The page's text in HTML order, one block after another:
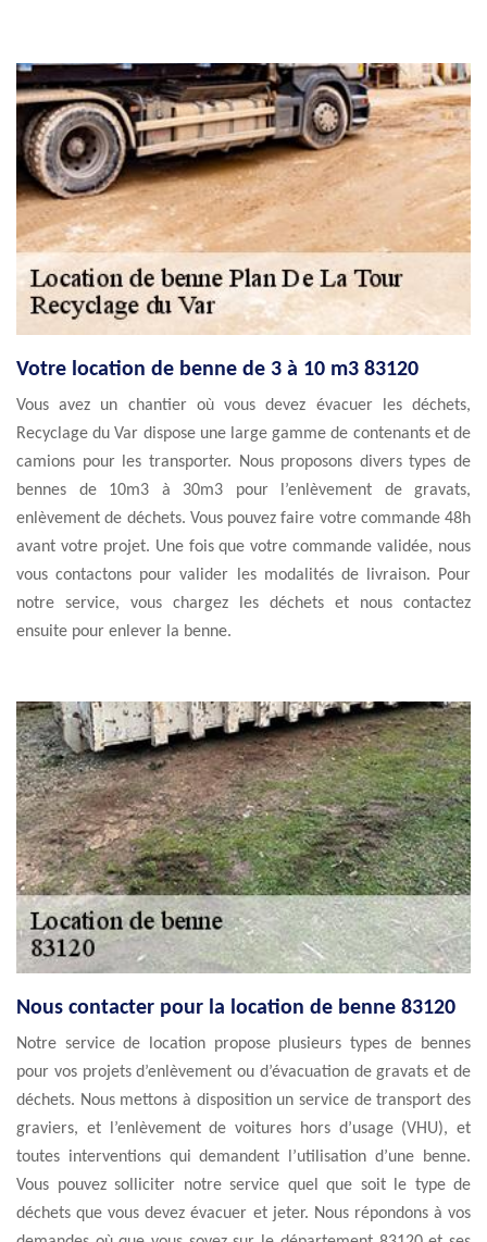
Votre location de benne de 3 à 10 m3 83120
Vous avez un chantier où vous devez évacuer les déchets,
Recyclage du Var dispose une large gamme de contenants et de
camions pour les transporter. Nous proposons divers types de
bennes de 10m3 à 30m3 pour l’enlèvement de gravats,
enlèvement de déchets. Vous pouvez faire votre commande 48h
avant votre projet. Une fois que votre commande validée, nous
vous contactons pour valider les modalités de livraison. Pour
notre service, vous chargez les déchets et nous contactez
ensuite pour enlever la benne.
Nous contacter pour la location de benne 83120
Notre service de location propose plusieurs types de bennes
pour vos projets d’enlèvement ou d’évacuation de gravats et de
déchets. Nous mettons à disposition un service de transport des
graviers, et l’enlèvement de voitures hors d’usage (VHU), et
toutes interventions qui demandent l’utilisation d’une benne.
Vous pouvez solliciter notre service quel que soit le type de
déchets que vous devez évacuer et jeter. Nous répondons à vos